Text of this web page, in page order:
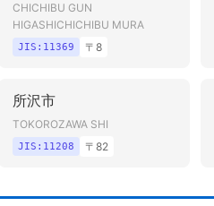
CHICHIBU GUN
HIGASHICHICHIBU MURA
JIS: 11369 〒 8
所沢市
TOKOROZAWA SHI
JIS: 11208 〒 82